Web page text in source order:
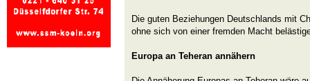
Die guten Beziehungen Deutschlands mit
ohne sich von einer fremden Macht
Europa an Teheran annähern